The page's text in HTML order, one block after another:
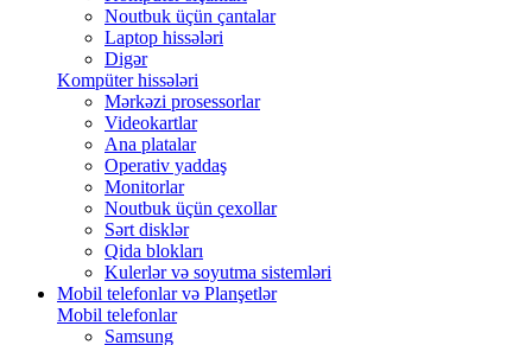
Noutbuk üçün çantalar
Laptop hissələri
Digər
Kompüter hissələri
Mərkəzi prosessorlar
Videokartlar
Ana platalar
Operativ yaddaş
Monitorlar
Noutbuk üçün çexollar
Sərt disklər
Qida blokları
Kulerlər və soyutma sistemləri
Mobil telefonlar və Planşetlər
Mobil telefonlar
Samsung